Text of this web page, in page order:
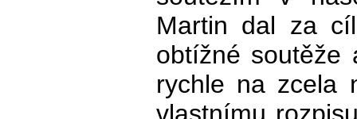
Martin dal za
obtížné
rychle na zcela